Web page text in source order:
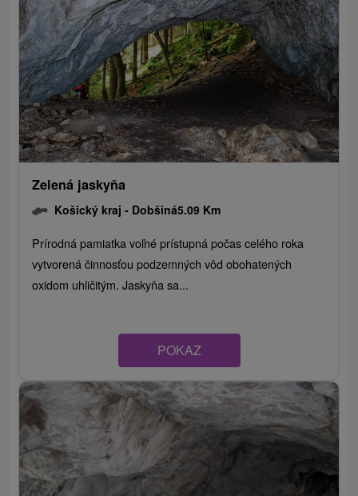
Zelená jaskyňa
Košický kraj - Dobšiná5.09 Km
Prírodná pamiatka voľné prístupná počas celého roka
vytvorená činnosťou podzemných vôd obohatených
oxidom uhličitým. Jaskyňa sa...
POKAZ